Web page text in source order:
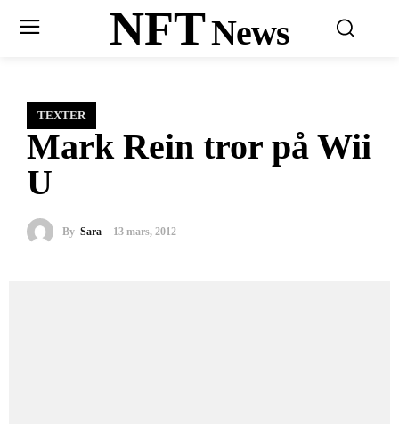
NFTNews
TEXTER
Mark Rein tror på Wii
U
By Sara 13 mars, 2012